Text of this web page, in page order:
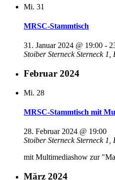
Mi. 31
MRSC-Stammtisch
31. Januar 2024 @ 19:00 -
Stoiber SterneckSterneck 1,
Februar 2024
Mi. 28
MRSC-Stammtisch mit
28. Februar 2024 @ 19:00
Stoiber SterneckSterneck 1,
mit Multimediashow zur
März 2024